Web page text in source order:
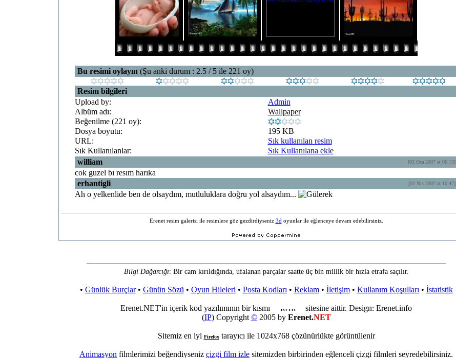
Bu resimi oylayın (Şu anki durum : 2.5 / 5 ile 221 oy)
Resim bilgileri
Upload by:
Admin
Albüm adı:
Wallpaper
Beğenilme (221 oy):
Dosya boyutu:
195 KB
URL:
Sık kullanılan resim
Sık Kullanılanlar:
Sık Kullanılana ekle
william
[02 Oca 2007 at 06:13]
cok guzel bı resım harıka
erhantigli
[02 Nis 2007 at 10:47]
Ah o yelkenlide ben de olsaydım, mutluluklara doğru yol alsaydım...
Erenet resim galerisi ile resimlere göz gezdirdiyseniz 3d oyunlar ile eğlenceye devam edebilirsiniz.
Bilgi Dağarcığı: Bir cam kırıldığında, ufalanan parçalar saatte üç bin millik bir hızla etrafa saçılır.
• Günlük Burçlar• Günün Sözü • Oyun Hileleri • Posta Kodları • Reklam• İletişim• Kullanım Koşulları • İstatistik
Erenet.NET'in içerik kod yazılımının bir kısmı
sitesine aittir. Design: Erenet.info
(IP) Copyright ©2005 by Erenet.NET
Sitemiz en iyi Firefoxtarayıcı ile 1024x768 çözünürlükte görüntülenir
Animasyon filmlerimizi beğendiyseniz çizgi film izle sitemizden birbirinden eğlenceli çizgi filmleri seyredebilirsiniz.